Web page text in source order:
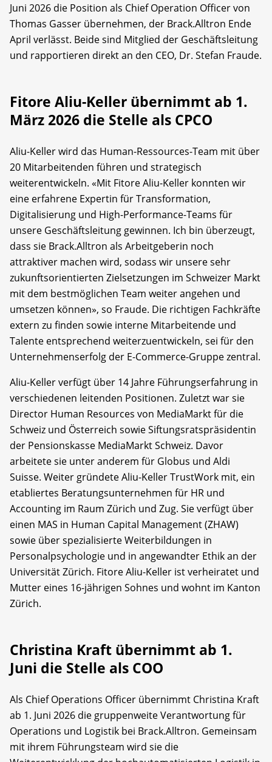
Juni 2026 die Position als Chief Operation Officer von
Thomas Gasser übernehmen, der Brack.Alltron Ende
April verlässt. Beide sind Mitglied der Geschäftsleitung
und rapportieren direkt an den CEO, Dr. Stefan Fraude.
Fitore Aliu-Keller übernimmt ab 1.
März 2026 die Stelle als CPCO
Aliu-Keller wird das Human-Ressources-Team mit über
20 Mitarbeitenden führen und strategisch
weiterentwickeln. «Mit Fitore Aliu-Keller konnten wir
eine erfahrene Expertin für Transformation,
Digitalisierung und High-Performance-Teams für
unsere Geschäftsleitung gewinnen. Ich bin überzeugt,
dass sie Brack.Alltron als Arbeitgeberin noch
attraktiver machen wird, sodass wir unsere sehr
zukunftsorientierten Zielsetzungen im Schweizer Markt
mit dem bestmöglichen Team weiter angehen und
umsetzen können», so Fraude. Die richtigen Fachkräfte
extern zu finden sowie interne Mitarbeitende und
Talente entsprechend weiterzuentwickeln, sei für den
Unternehmenserfolg der E-Commerce-Gruppe zentral.
Aliu-Keller verfügt über 14 Jahre Führungserfahrung in
verschiedenen leitenden Positionen. Zuletzt war sie
Director Human Resources von MediaMarkt für die
Schweiz und Österreich sowie Siftungsratspräsidentin
der Pensionskasse MediaMarkt Schweiz. Davor
arbeitete sie unter anderem für Globus und Aldi
Suisse. Weiter gründete Aliu-Keller TrustWork mit, ein
etabliertes Beratungsunternehmen für HR und
Accounting im Raum Zürich und Zug. Sie verfügt über
einen MAS in Human Capital Management (ZHAW)
sowie über spezialisierte Weiterbildungen in
Personalpsychologie und in angewandter Ethik an der
Universität Zürich. Fitore Aliu-Keller ist verheiratet und
Mutter eines 16-jährigen Sohnes und wohnt im Kanton
Zürich.
Christina Kraft übernimmt ab 1.
Juni die Stelle als COO
Als Chief Operations Officer übernimmt Christina Kraft
ab 1. Juni 2026 die gruppenweite Verantwortung für
Operations und Logistik bei Brack.Alltron. Gemeinsam
mit ihrem Führungsteam wird sie die